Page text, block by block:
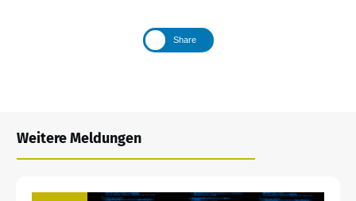
Share
Weitere Meldungen